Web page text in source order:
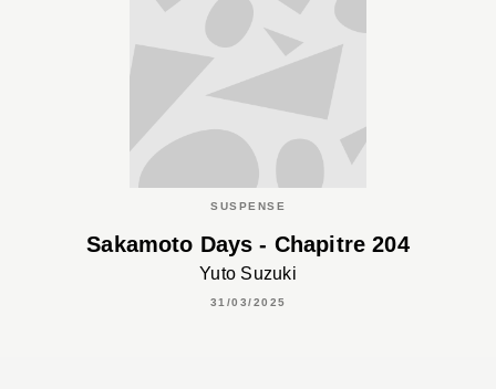
SUSPENSE
Sakamoto Days - Chapitre 204
Yuto Suzuki
31/03/2025